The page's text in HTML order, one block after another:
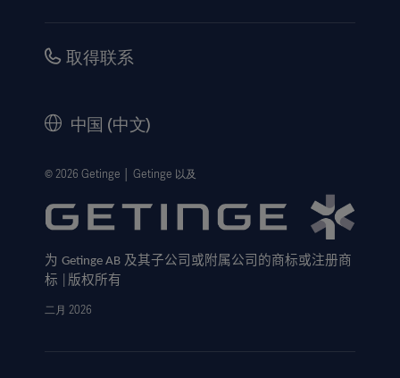
职业
隐私政策
网站免责声明
Cookie 注意事项
数据主体申请表
取得联系
中国 (中文)
© 2026 Getinge │ Getinge 以及
为 Getinge AB 及其子公司或附属公司的商标或注册商
标
版权所有
二月 2026